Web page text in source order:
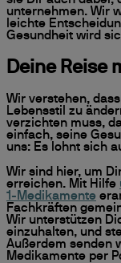
unternehmen. Wir
leichte
Gesundheit wird
Deine Reise
Wir verstehen,
Lebensstil zu
verzichten muss,
einfach, seine
uns: Es lohnt sich
Wir sind hier, um
erreichen. Mit Hilfe
1-Medikamente
Fachkräften
Wir unterstützen
einzuhalten, und
Außerdem senden
Medikamente per